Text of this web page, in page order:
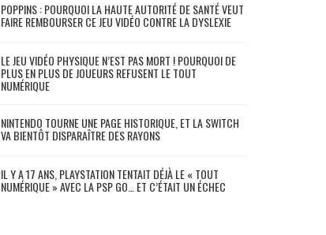
POPPINS : POURQUOI LA HAUTE AUTORITÉ DE SANTÉ VEUT
FAIRE REMBOURSER CE JEU VIDÉO CONTRE LA DYSLEXIE
LE JEU VIDÉO PHYSIQUE N’EST PAS MORT ! POURQUOI DE
PLUS EN PLUS DE JOUEURS REFUSENT LE TOUT
NUMÉRIQUE
NINTENDO TOURNE UNE PAGE HISTORIQUE, ET LA SWITCH
VA BIENTÔT DISPARAÎTRE DES RAYONS
IL Y A 17 ANS, PLAYSTATION TENTAIT DÉJÀ LE « TOUT
NUMÉRIQUE » AVEC LA PSP GO… ET C’ÉTAIT UN ÉCHEC